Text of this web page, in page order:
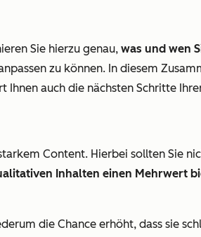
Sie hierzu genau, was und wen
zu können. In diesem
auch die nächsten Schritte
Content. Hierbei sollten Sie
Inhalten einen Mehrwert
die Chance erhöht, dass sie